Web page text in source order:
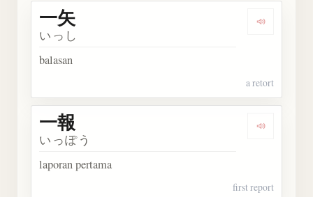
Dengarkan
一矢
いっし
balasan
a retort
Dengarkan
一報
いっぽう
laporan pertama
first report